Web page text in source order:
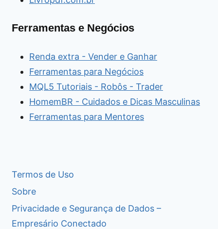
Ferramentas e Negócios
Renda extra - Vender e Ganhar
Ferramentas para Negócios
MQL5 Tutoriais - Robôs - Trader
HomemBR - Cuidados e Dicas Masculinas
Ferramentas para Mentores
Termos de Uso
Sobre
Privacidade e Segurança de Dados –
Empresário Conectado